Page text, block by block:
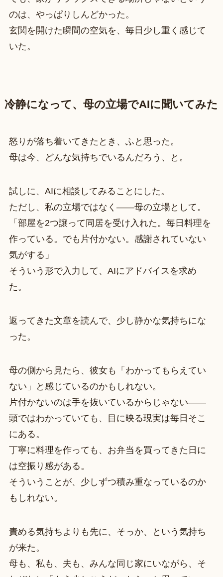
のは、やっぱりしんどかった。
玄関を開けた瞬間の空気を、毎日少し重く感じて
いた。
冷静になって、母の立場でAIに聞いてみた
怒りが落ち着いてきたとき、ふと思った。
母は今、どんな気持ちでいるんだろう、と。
試しに、AIに相談してみることにした。
ただし、私の立場ではなく——母の立場として。
「部屋を2つ譲って同居を受け入れた。毎日料理を
作っている。でも片付かない。感謝されていない
気がする」
そういう形で入力して、AIにアドバイスを求め
た。
返ってきた文章を読んで、少し静かな気持ちにな
った。
母の側から見たら、彼女も「わかってもらえてい
ない」と感じているのかもしれない。
片付かないのは手を抜いているからじゃない——
頭ではわかっていても、目に映る現実は毎日そこ
にある。
丁寧に料理を作っても、お弁当を買ってきた日に
は空振り感がある。
そういうことが、少しずつ積み重なっているのか
もしれない。
責める気持ちよりも先に、そっか、という気持ち
が来た。
母も、私も、夫も、みんな同じ家にいながら、そ